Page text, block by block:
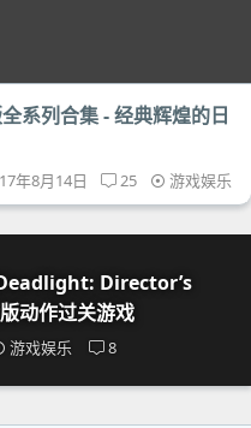
系列合集 - 经典辉煌的日
年8月14日 25 游戏娱乐
Director’s
动作过关游戏
游戏娱乐 8